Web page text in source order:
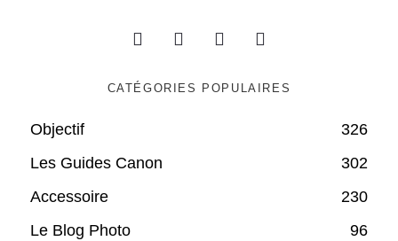
CATÉGORIES POPULAIRES
Objectif
326
Les Guides Canon
302
Accessoire
230
Le Blog Photo
96